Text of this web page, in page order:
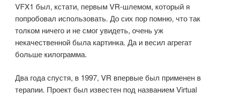
VFX1 был, кстати, первым VR-шлемом, который я
попробовал использовать. До сих пор помню, что так
толком ничего и не смог увидеть, очень уж
некачественной была картинка. Да и весил агрегат
больше килограмма.
Два года спустя, в 1997, VR впервые был применен в
терапии. Проект был известен под названием Virtual